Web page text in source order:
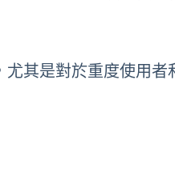
其是對於重度使用者